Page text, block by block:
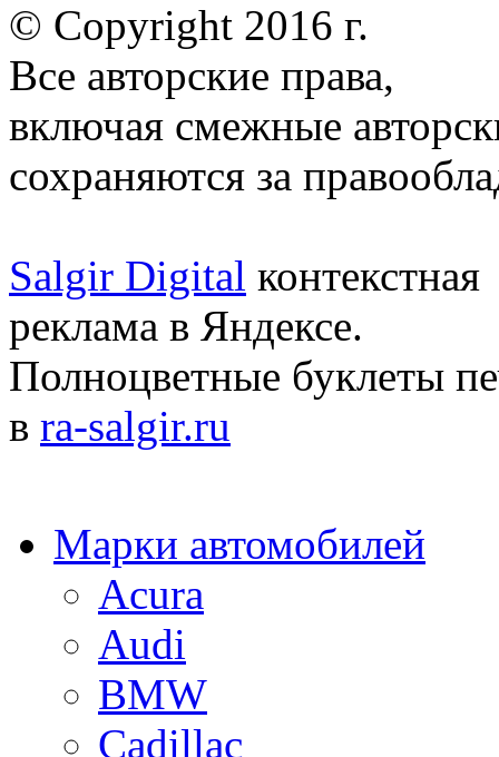
© Copyright 2016 г.
Все авторские права,
включая смежные
сохраняются за
Salgir Digital контекстная
реклама в Яндексе.
Полноцветные буклеты
в ra-salgir.ru
Марки автомобилей
Acura
Audi
BMW
Cadillac